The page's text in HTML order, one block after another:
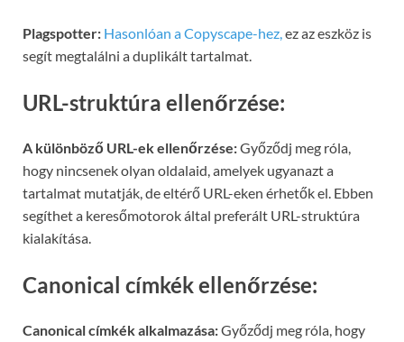
Plagspotter: Hasonlóan a Copyscape-hez,ez az eszköz is
segít megtalálni a duplikált tartalmat.
URL-struktúra ellenőrzése:
A különböző URL-ek ellenőrzése:Győződj meg róla,
hogy nincsenek olyan oldalaid, amelyek ugyanazt a
tartalmat mutatják, de eltérő URL-eken érhetők el. Ebben
segíthet a keresőmotorok által preferált URL-struktúra
kialakítása.
Canonical címkék ellenőrzése:
Canonical címkék alkalmazása:Győződj meg róla, hogy